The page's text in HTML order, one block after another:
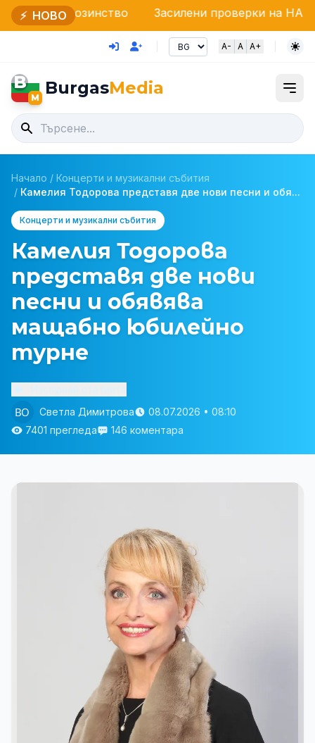
⚡ НОВО Засилени проверки на НАП и Гранична
A- A A+
B
M BurgasMedia
Начало / Концерти и музикални събития
/ Камелия Тодорова представя две нови песни и обя...
Концерти и музикални събития
Камелия Тодорова
представя две нови
песни и обявява
мащабно юбилейно
турне
Светла Димитрова
08.07.2026 • 08:10
7401 прегледа
146 коментара